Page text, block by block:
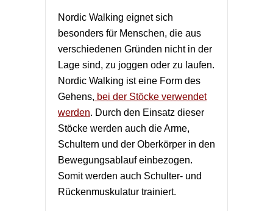
Nordic Walking eignet sich
besonders für Menschen, die aus
verschiedenen Gründen nicht in der
Lage sind, zu joggen oder zu laufen.
Nordic Walking ist eine Form des
Gehens, bei der Stöcke verwendet
werden. Durch den Einsatz dieser
Stöcke werden auch die Arme,
Schultern und der Oberkörper in den
Bewegungsablauf einbezogen.
Somit werden auch Schulter- und
Rückenmuskulatur trainiert.